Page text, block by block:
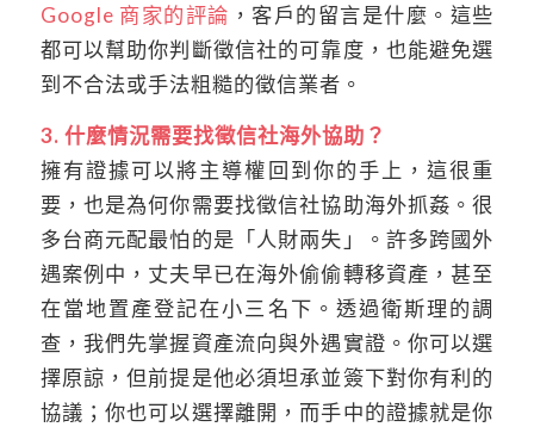
Google 商家的評論 ，客戶的留言是什麼。這些
都可以幫助你判斷徵信社的可靠度，也能避免選
到不合法或手法粗糙的徵信業者。
3. 什麼情況需要找徵信社海外協助？
擁有證據可以將主導權回到你的手上，這很重
要，也是為何你需要找徵信社協助海外抓姦。很
多台商元配最怕的是「人財兩失」。許多跨國外
遇案例中，丈夫早已在海外偷偷轉移資產，甚至
在當地置產登記在小三名下。透過衛斯理的調
查，我們先掌握資產流向與外遇實證。你可以選
擇原諒，但前提是他必須坦承並簽下對你有利的
協議；你也可以選擇離開，而手中的證據就是你